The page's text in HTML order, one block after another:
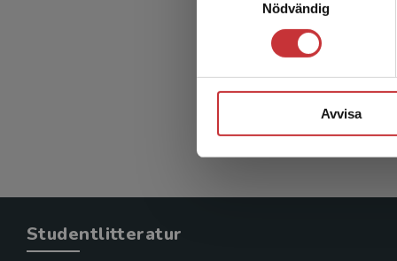
Nödvändig
Avvisa
Studentlitteratur